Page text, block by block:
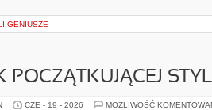
GENIUSZE
POCZĄTKUJĄCEJ
CZE - 19 - 2026 MOŻLIWOŚĆ